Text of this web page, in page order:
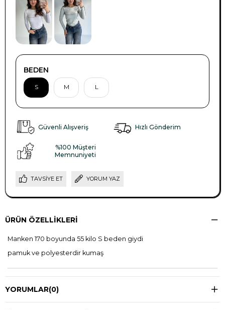
BEDEN
S M L
Güvenli Alışveriş Hızlı Gönderim
%100 Müşteri
Memnuniyeti
TAVSIYE ET YORUM YAZ
ÜRÜN ÖZELLIKLERI
Manken 170 boyunda 55 kilo S beden giydi
pamuk ve polyesterdir kumaş
YORUMLAR(0)